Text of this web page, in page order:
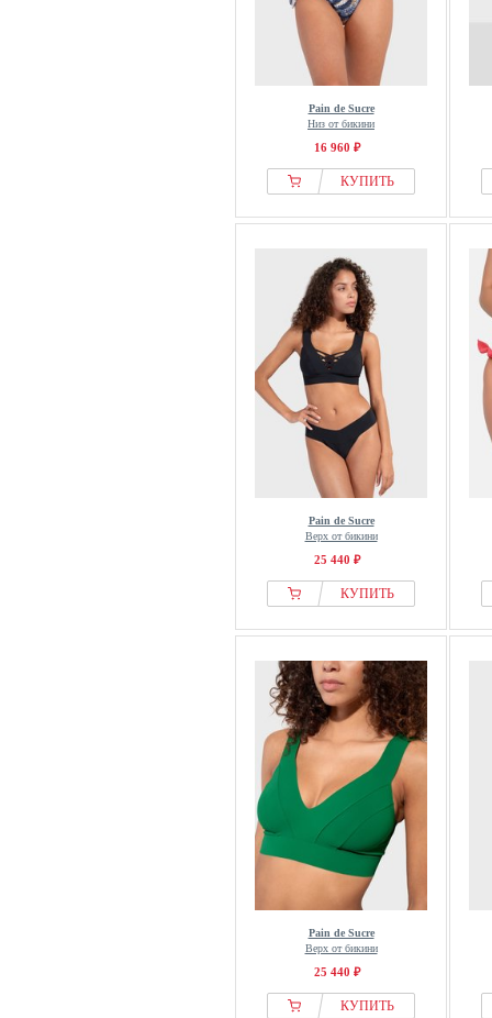
Pain de Sucre
Низ от бикини
16 960 ₽
КУПИТЬ
Pain de Sucre
Верх от бикини
25 440 ₽
КУПИТЬ
Pain de Sucre
Верх от бикини
25 440 ₽
КУПИТЬ